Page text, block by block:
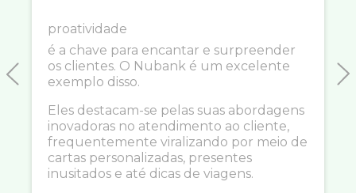
Previous
proatividade
é a chave para encantar e surpreender
os clientes. O Nubank é um excelente
exemplo disso.
Eles destacam-se pelas suas abordagens
inovadoras no atendimento ao cliente,
frequentemente viralizando por meio de
cartas personalizadas, presentes
inusitados e até dicas de viagens.